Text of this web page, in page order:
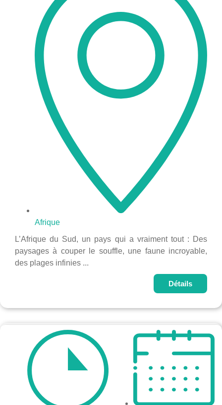
Afrique
L’Afrique du Sud, un pays qui a vraiment tout : Des
paysages à couper le souffle, une faune incroyable,
des plages infinies ...
Détails